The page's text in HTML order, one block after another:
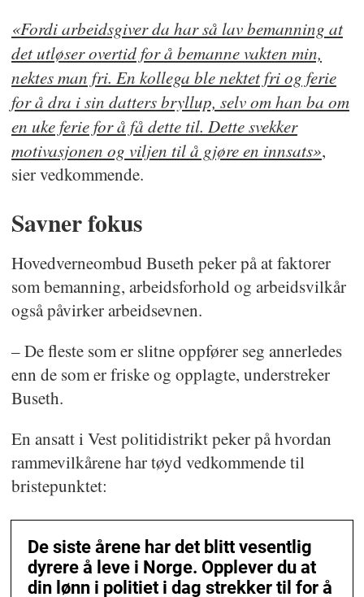
«Fordi arbeidsgiver da har så lav bemanning at
det utløser overtid for å bemanne vakten min,
nektes man fri. En kollega ble nektet fri og ferie
for å dra i sin datters bryllup, selv om han ba om
en uke ferie for å få dette til. Dette svekker
motivasjonen og viljen til å gjøre en innsats»,
sier vedkommende.
Savner fokus
Hovedverneombud Buseth peker på at faktorer
som bemanning, arbeidsforhold og arbeidsvilkår
også påvirker arbeidsevnen.
– De fleste som er slitne oppfører seg annerledes
enn de som er friske og opplagte, understreker
Buseth.
En ansatt i Vest politidistrikt peker på hvordan
rammevilkårene har tøyd vedkommende til
bristepunktet: